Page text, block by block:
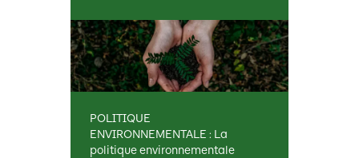
POLITIQUE
ENVIRONNEMENTALE : La
politique environnementale